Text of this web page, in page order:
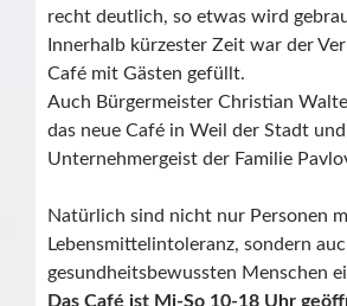
recht deutlich, so etwas wird
Innerhalb kürzester Zeit war der
Café mit Gästen gefüllt.
Auch Bürgermeister Christian
das neue Café in Weil der Stadt
Unternehmergeist der Familie
Natürlich sind nicht nur Personen
Lebensmittelintoleranz, sondern
gesundheitsbewussten Menschen
Das Café ist Mi-So 10-18 Uhr